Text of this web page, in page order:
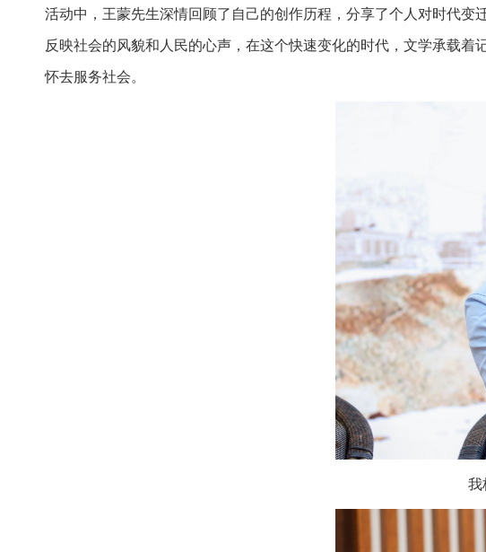
活动中，王蒙先生深情回顾了自己的创作历程，分享了个人对时代
反映社会的风貌和人民的心声，在这个快速变化的时代，文学承载
怀去服务社会。
我